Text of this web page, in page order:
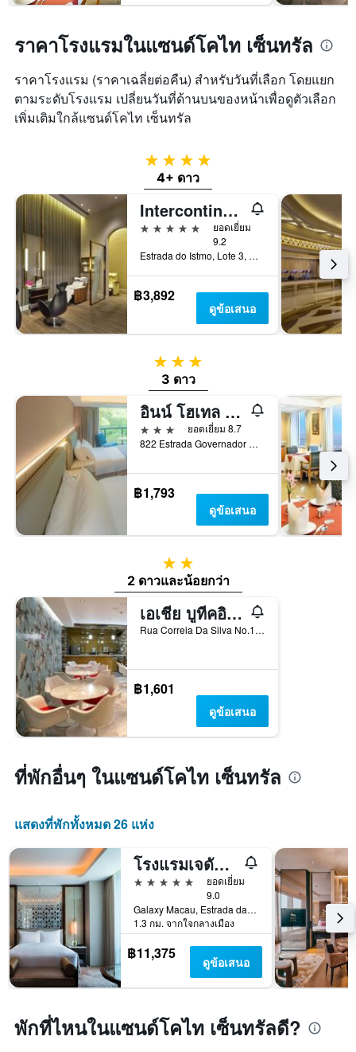
ราคาโรงแรมในแซนด์โคไท เซ็นทรัล
ราคาโรงแรม (ราคาเฉลี่ยต่อคืน) สำหรับวันที่เลือก โดยแยก
ตามระดับโรงแรม เปลี่ยนวันที่ด้านบนของหน้าเพื่อดูตัวเลือก
เพิ่มเติมใกล้แซนด์โคไท เซ็นทรัล
4 ดาว
4+ ดาว
Intercontinental - Alliance Resorts The Parisian Macao By IHG
5 ดาว
ยอดเยี่ยม
9.2
Estrada do Istmo, Lote 3, Cotai Strip, มาเก๊า
฿3,892
ดูข้อเสนอ
3 ดาว
3 ดาว
อินน์ โฮเทล มาเก๊า
3 ดาว
ยอดเยี่ยม 8.7
822 Estrada Governador Nobre Carvalho, มาเก๊า
฿1,793
ดูข้อเสนอ
2 ดาว
2 ดาวและน้อยกว่า
เอเชีย บูทีคอินน์
Rua Correia Da Silva No.146, มาเก๊า
฿1,601
ดูข้อเสนอ
ที่พักอื่นๆ ในแซนด์โคไท เซ็นทรัล
แสดงที่พักทั้งหมด 26 แห่ง
โรงแรมเจดับบลิว แมริออท มาเก๊า
5 ดาว
ยอดเยี่ยม
9.0
Galaxy Macau, Estrada da Baía da Nossa Senhora da Esperança, s/n, Cotai Macau, มาเก๊า
1.3 กม. จากใจกลางเมือง
฿11,375 ดูข้อเสนอ
พักที่ไหนในแซนด์โคไท เซ็นทรัลดี?